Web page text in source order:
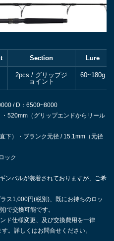
Section Lure
2pcs / グリップジ
ョイント
60~180g
/ D：6500~8000
520mm（グリップエンドからリール
下）・ブランク元径 / 15.1mm（元径
ック
ンバルが装着されておりますが、ご希
ス1,000円(税別)、既にお持ちのロッ
)で交換可能です。
ド仕様変更、及び交換費用を一律
。詳しくはお問合せください。